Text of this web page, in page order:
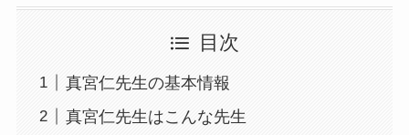
目次
真宮仁先生の基本情報
真宮仁先生はこんな先生